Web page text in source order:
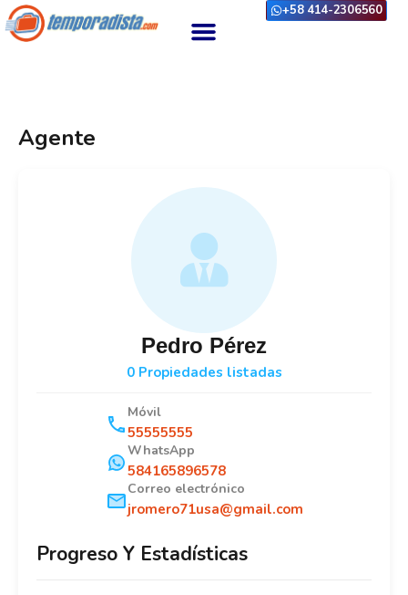
+58 414-2306560
Agente
Pedro Pérez
0 Propiedades listadas
Móvil
55555555
WhatsApp
584165896578
Correo electrónico
jromero71usa@gmail.com
Progreso Y Estadísticas